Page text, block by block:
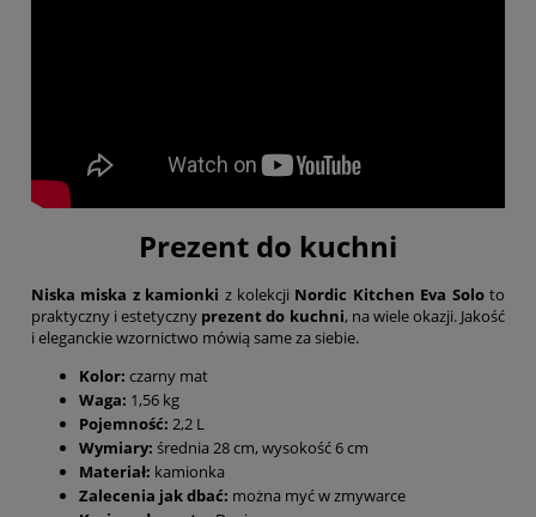
Prezent do kuchni
Niska miska z kamionki z kolekcji Nordic Kitchen Eva Soloto
praktyczny i estetyczny prezent do kuchni, na wiele okazji. Jakość
i eleganckie wzornictwo mówią same za siebie.
Kolor: czarny mat
Waga: 1,56 kg
Pojemność: 2,2 L
Wymiary: średnia 28 cm, wysokość 6 cm
Materiał: kamionka
Zalecenia jak dbać: można myć w zmywarce